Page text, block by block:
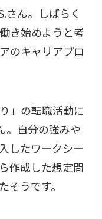
さん。しばらく
き始めようと考
のキャリアプロ
」の転職活動に
。自分の強みや
したワークシー
作成した想定問
そうです。